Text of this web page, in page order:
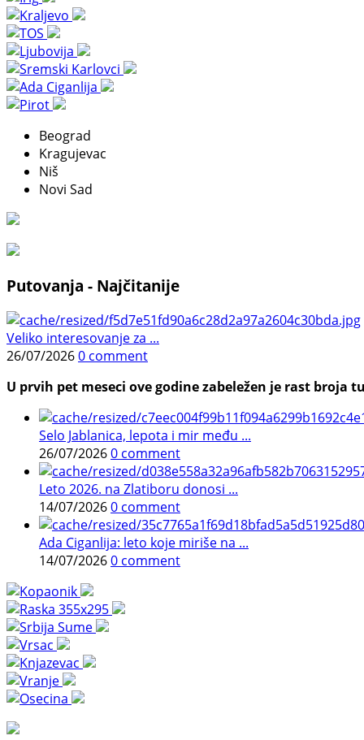
Beograd
Kragujevac
Niš
Novi Sad
Putovanja - Najčitanije
Veliko interesovanje za ...
26/07/20260 comment
U prvih pet meseci ove godine zabeležen je rast
Selo Jablanica, lepota i mir među ...
26/07/20260 comment
Leto 2026. na Zlatiboru donosi ...
14/07/20260 comment
Ada Ciganlija: leto koje miriše na ...
14/07/20260 comment